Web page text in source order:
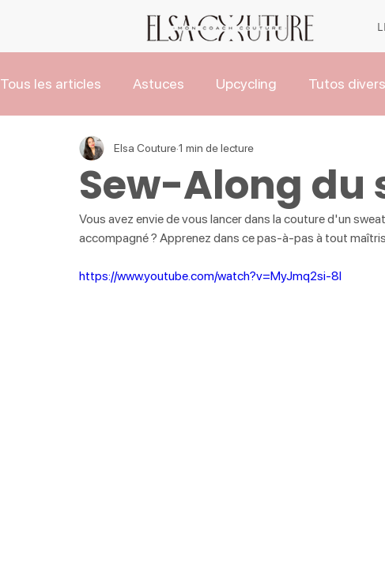
Tous les articles Astuces Upcycling Tutos divers
Les Tutos de Noël Actus
Sew-Along du
Elsa Couture1 min de lecture
Vous avez envie de vous lancer dans la couture d'un
accompagné ? Apprenez dans ce pas-à-pas à tout
https://www.youtube.com/watch?v=MyJmq2si-8I